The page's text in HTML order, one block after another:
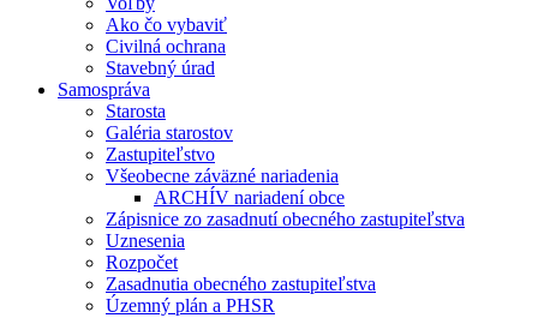
Ako čo vybaviť
Civilná ochrana
Stavebný úrad
Samospráva
Starosta
Galéria starostov
Zastupiteľstvo
Všeobecne záväzné nariadenia
ARCHÍV nariadení obce
Zápisnice zo zasadnutí obecného zastupiteľstva
Uznesenia
Rozpočet
Zasadnutia obecného zastupiteľstva
Územný plán a PHSR